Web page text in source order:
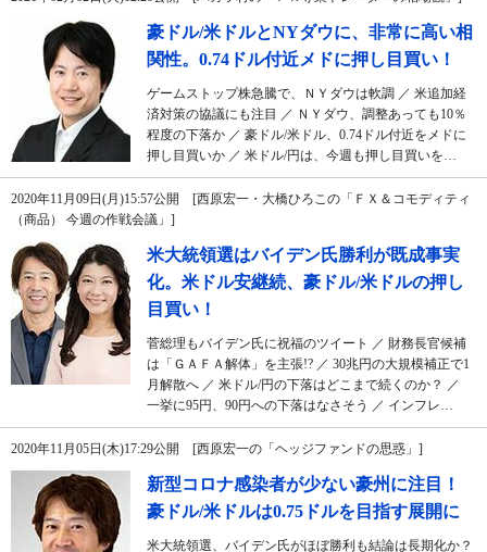
豪ドル/米ドルとNYダウに、非常に高い相
関性。0.74ドル付近メドに押し目買い！
ゲームストップ株急騰で、ＮＹダウは軟調 ／ 米追加経
済対策の協議にも注目 ／ ＮＹダウ、調整あっても10％
程度の下落か ／ 豪ドル/米ドル、0.74ドル付近をメドに
押し目買いか ／ 米ドル/円は、今週も押し目買いを…
2020年11月09日(月)15:57公開 [西原宏一・大橋ひろこの「ＦＸ＆コモディティ
（商品） 今週の作戦会議」]
米大統領選はバイデン氏勝利が既成事実
化。米ドル安継続、豪ドル/米ドルの押し
目買い！
菅総理もバイデン氏に祝福のツイート ／ 財務長官候補
は「ＧＡＦＡ解体」を主張!? ／ 30兆円の大規模補正で1
月解散へ ／ 米ドル/円の下落はどこまで続くのか？ ／
一挙に95円、90円への下落はなさそう ／ インフレ…
2020年11月05日(木)17:29公開 [西原宏一の「ヘッジファンドの思惑」]
新型コロナ感染者が少ない豪州に注目！
豪ドル/米ドルは0.75ドルを目指す展開に
米大統領選、バイデン氏がほぼ勝利も結論は長期化か？